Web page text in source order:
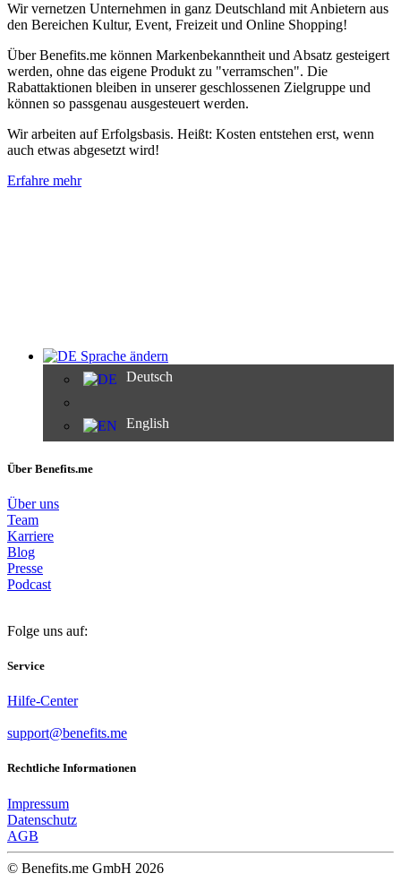
Wir vernetzen Unternehmen in ganz Deutschland mit Anbietern aus
den Bereichen Kultur, Event, Freizeit und Online Shopping!
Über Benefits.me können Markenbekanntheit und Absatz gesteigert
werden, ohne das eigene Produkt zu "verramschen". Die
Rabattaktionen bleiben in unserer geschlossenen Zielgruppe und
können so passgenau ausgesteuert werden.
Wir arbeiten auf Erfolgsbasis. Heißt: Kosten entstehen erst, wenn
auch etwas abgesetzt wird!
Erfahre mehr
Sprache ändern
Deutsch
English
Über Benefits.me
Über uns
Team
Karriere
Blog
Presse
Podcast
Folge uns auf:
Service
Hilfe-Center
support@benefits.me
Rechtliche Informationen
Impressum
Datenschutz
AGB
© Benefits.me GmbH 2026